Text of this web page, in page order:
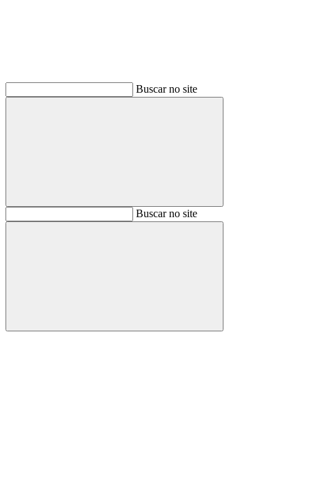
Buscar no site
BuscarBuscar no site
Buscar